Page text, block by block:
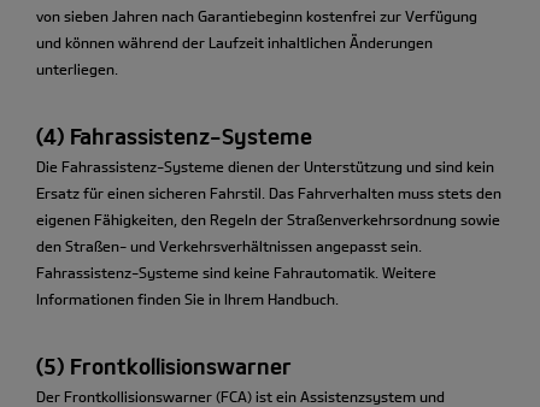
von sieben Jahren nach Garantiebeginn kostenfrei zur Verfügung
und können während der Laufzeit inhaltlichen Änderungen
unterliegen.
(4) Fahrassistenz-Systeme
Die Fahrassistenz-Systeme dienen der Unterstützung und sind kein
Ersatz für einen sicheren Fahrstil. Das Fahrverhalten muss stets den
eigenen Fähigkeiten, den Regeln der Straßenverkehrsordnung sowie
den Straßen- und Verkehrsverhältnissen angepasst sein.
Fahrassistenz-Systeme sind keine Fahrautomatik. Weitere
Informationen finden Sie in Ihrem Handbuch.
(5) Frontkollisionswarner
Der Frontkollisionswarner (FCA) ist ein Assistenzsystem und